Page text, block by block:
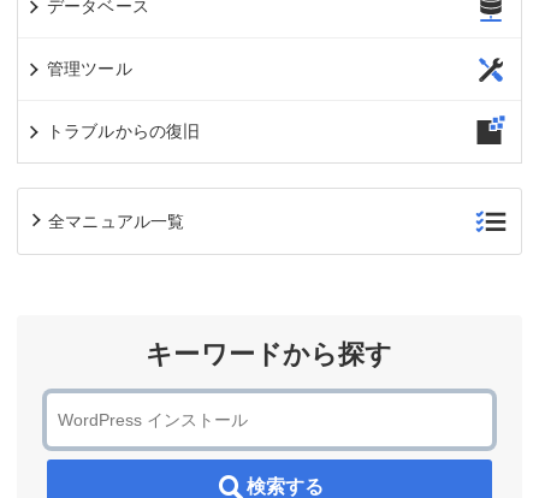
データベース
管理ツール
トラブルからの復旧
全マニュアル一覧
キーワードから探す
検索する